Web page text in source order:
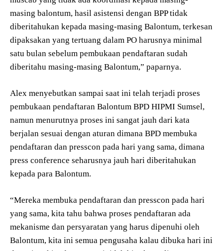
masing balontum, hasil asistensi dengan BPP tidak
diberitahukan kepada masing-masing Balontum, terkesan
dipaksakan yang tertuang dalam PO harusnya minimal
satu bulan sebelum pembukaan pendaftaran sudah
diberitahu masing-masing Balontum,” paparnya.
Alex menyebutkan sampai saat ini telah terjadi proses
pembukaan pendaftaran Balontum BPD HIPMI Sumsel,
namun menurutnya proses ini sangat jauh dari kata
berjalan sesuai dengan aturan dimana BPD membuka
pendaftaran dan presscon pada hari yang sama, dimana
press conference seharusnya jauh hari diberitahukan
kepada para Balontum.
“Mereka membuka pendaftaran dan presscon pada hari
yang sama, kita tahu bahwa proses pendaftaran ada
mekanisme dan persyaratan yang harus dipenuhi oleh
Balontum, kita ini semua pengusaha kalau dibuka hari ini